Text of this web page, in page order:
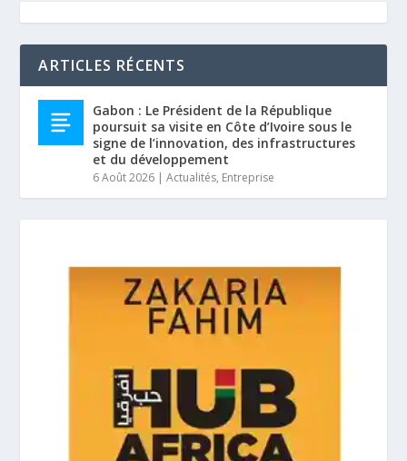
ARTICLES RÉCENTS
Gabon : Le Président de la République
poursuit sa visite en Côte d’Ivoire sous le
signe de l’innovation, des infrastructures
et du développement
6 Août 2026 |Actualités, Entreprise